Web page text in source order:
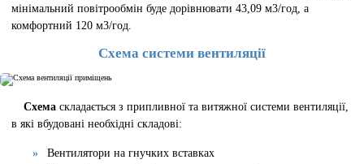
мінімальний повітрообмін буде дорівнювати 43,09 м3/год, а
комфортний 120 м3/год.
Схема системи вентиляції
Схемаскладається з припливної та витяжної системи вентиляції,
в які вбудовані необхідні складові:
Вентилятори на гнучких вставках